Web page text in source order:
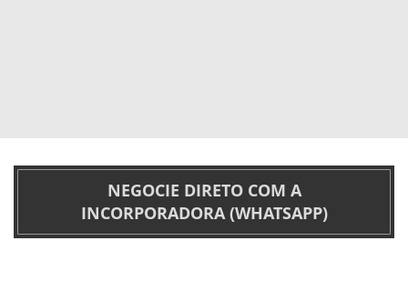
NEGOCIE DIRETO COM A
INCORPORADORA (WHATSAPP)